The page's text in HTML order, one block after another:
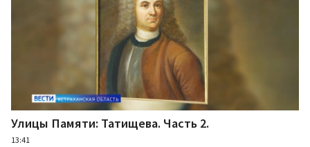
Улицы Памяти: Татищева. Часть 2.
13:41